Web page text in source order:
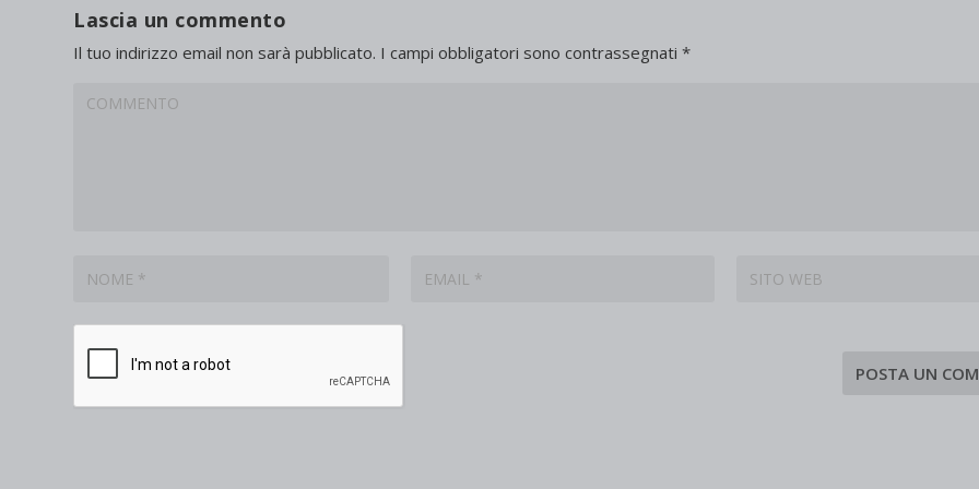
Lascia un commento
Il tuo indirizzo email non sarà pubblicato. I campi obbligatori sono contrassegnati*